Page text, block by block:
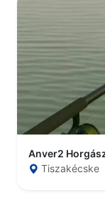
Anver2
Tiszakécske